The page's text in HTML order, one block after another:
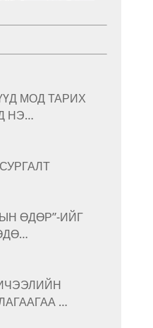
МОД ТАРИХ
НЭ…
ӨДӨР”-ИЙГ
…